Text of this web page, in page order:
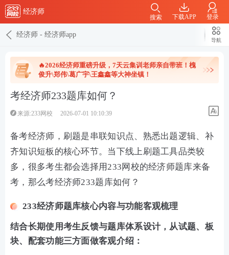
经济师
下载APP 登录
搜索
经济师 - 经济师app
导航
🔥2026经济师重磅升级，7天云集训老师亲自带班！槐
俊升\郑伟\葛广宇\王鑫鑫等大神坐镇！
考经济师233题库如何？
来源:233网校 2026-07-01 10:10:39
备考经济师，刷题是串联知识点、熟悉出题逻辑、补
齐知识短板的核心环节。当下线上刷题工具品类较
多，很多考生都会选择用233网校的经济师题库来备
考，那么考经济师233题库如何？
233经济师题库核心内容与功能客观梳理
结合长期使用考生反馈与题库体系设计，从试题、板
块、配套功能三方面做客观介绍：